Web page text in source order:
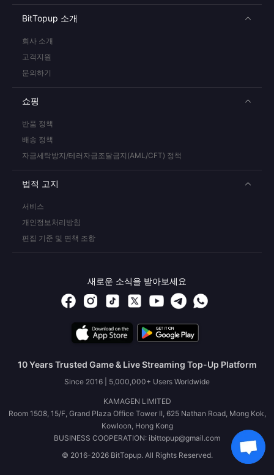
BitTopup 소개
회사 소개
고객지원
문의하기
쇼핑
반품 정책
배송 정책
자금세탁방지/테러자금조달금지(AML/CFT) 정책
법적 고지
서비스
개인정보처리방침
편집 기준 및 면책 조항
새로운 소식을 받아보세요
10 Years Trusted Game & Live Streaming Top-Up Platform
Since 2016 | 5,000,000+ Users Worldwide
KAMAGEN LIMITED
Room 1508, 15/F, Grand Plaza Office Tower II, 625 Nathan Road, Mong Kok,
Kowloon, Hong Kong
BUSINESS COOPERATION: ibittopup@gmail.com
© 2016-2026 BitTopup. All Rights Reserved.